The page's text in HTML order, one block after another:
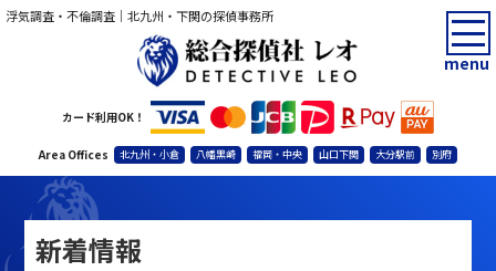
浮気調査・不倫調査｜北九州・下関の探偵事務所
カード利用OK！
Area Offices 北九州・小倉 八幡黒崎 福岡・中央 山口下関 大分駅前 別府
menu
新着情報